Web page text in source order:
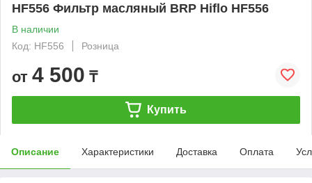
HF556 Фильтр масляный BRP Hiflo HF556
В наличии
Код: HF556
Розница
от 4 500 ₸
Купить
Описание Характеристики Доставка Оплата